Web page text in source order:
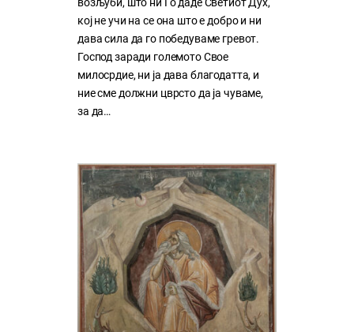
кој нe учи на сe она што е добро и ни
дава сила да го победуваме гревот.
Господ заради големото Свое
милосрдие, ни ја дава благодатта, и
ние сме должни цврсто да ја чуваме,
за да…